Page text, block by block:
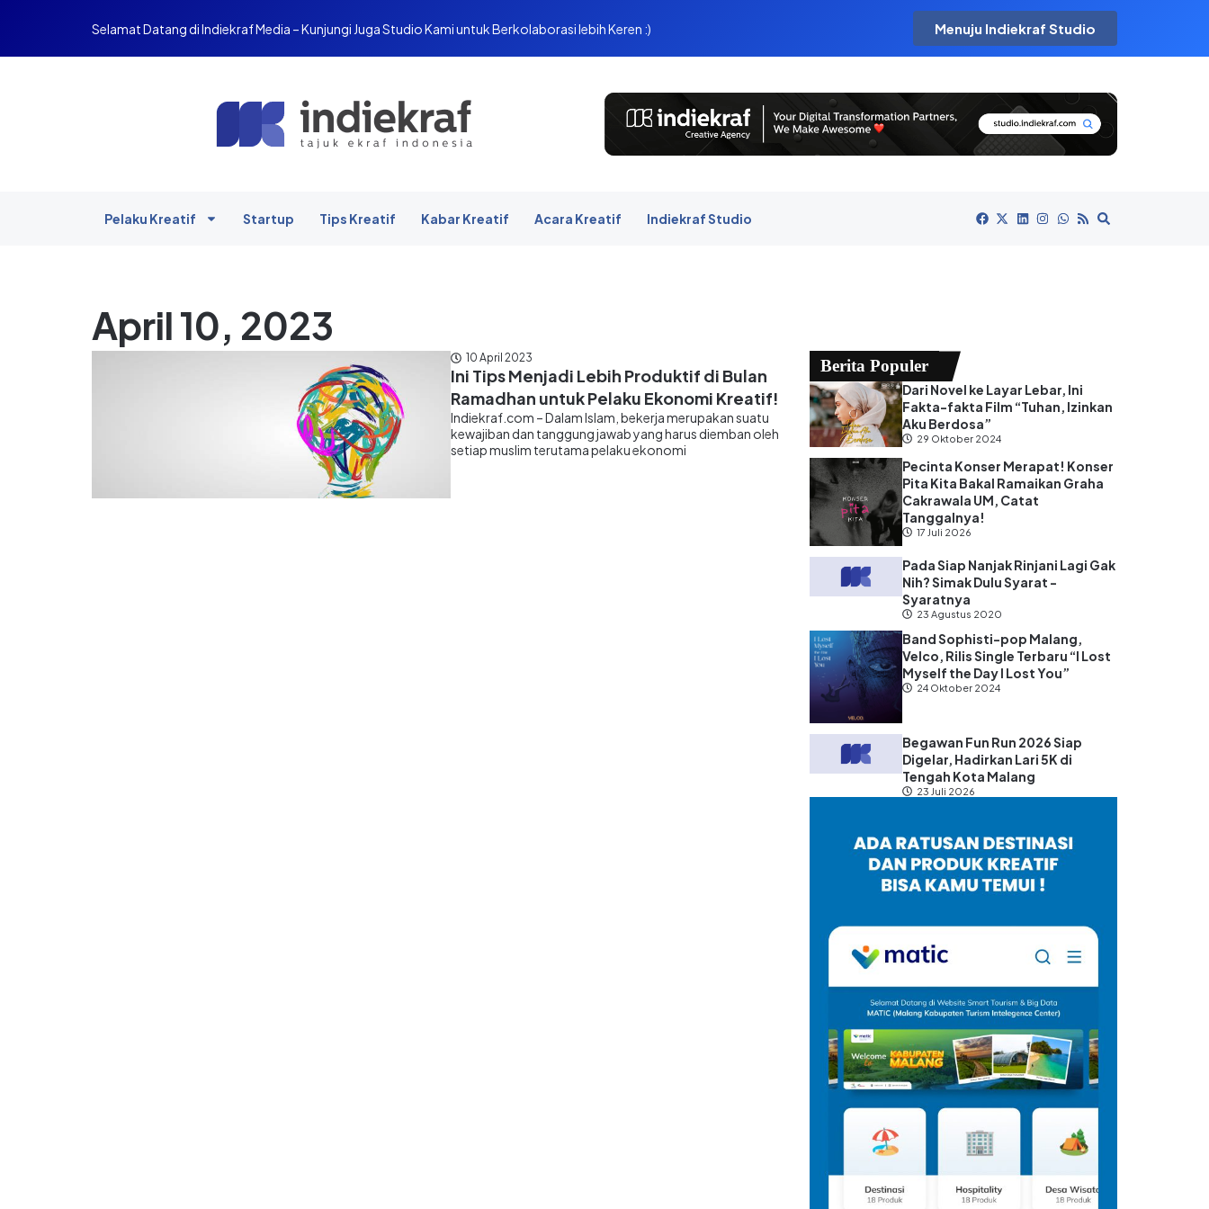
Selamat Datang di Indiekraf Media – Kunjungi Juga Studio Kami untuk Berkolaborasi lebih Keren :) Menuju Indiekraf Studio
Pelaku Kreatif Startup Tips Kreatif Kabar Kreatif Acara Kreatif Indiekraf Studio
April 10, 2023
10 April 2023
Ini Tips Menjadi Lebih Produktif di Bulan
Ramadhan untuk Pelaku Ekonomi Kreatif!
Indiekraf.com – Dalam Islam, bekerja merupakan suatu
kewajiban dan tanggung jawab yang harus diemban oleh
setiap muslim terutama pelaku ekonomi
Berita Populer
Dari Novel ke Layar Lebar, Ini
Fakta-fakta Film “Tuhan, Izinkan
Aku Berdosa”
29 Oktober 2024
Pecinta Konser Merapat! Konser
Pita Kita Bakal Ramaikan Graha
Cakrawala UM, Catat
Tanggalnya!
17 Juli 2026
Pada Siap Nanjak Rinjani Lagi Gak
Nih? Simak Dulu Syarat -
Syaratnya
23 Agustus 2020
Band Sophisti-pop Malang,
Velco, Rilis Single Terbaru “I Lost
Myself the Day I Lost You”
24 Oktober 2024
Begawan Fun Run 2026 Siap
Digelar, Hadirkan Lari 5K di
Tengah Kota Malang
23 Juli 2026